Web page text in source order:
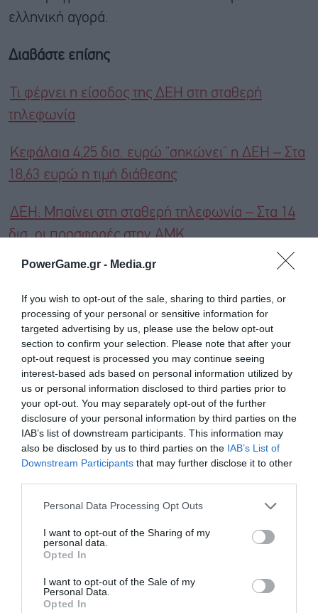
PowerGame.gr - Media.gr
If you wish to opt-out of the sale, sharing to third parties, or
processing of your personal or sensitive information for
targeted advertising by us, please use the below opt-out
section to confirm your selection. Please note that after your
opt-out request is processed you may continue seeing
interest-based ads based on personal information utilized by
us or personal information disclosed to third parties prior to
your opt-out. You may separately opt-out of the further
disclosure of your personal information by third parties on the
IAB’s list of downstream participants. This information may
also be disclosed by us to third parties on the IAB’s List of
Downstream Participants that may further disclose it to other
Personal Data Processing Opt Outs
I want to opt-out of the Sharing of my
personal data.
Opted In
I want to opt-out of the Sale of my
Personal Data.
Opted In
ελληνική αγορά.
Διαβάστε επίσης
Τι φέρνει η είσοδος της ΔΕΗ στη σταθερή
τηλεφωνία
Κεφάλαια 4,25 δισ. ευρώ “σηκώνει” η ΔΕΗ – Στα
18,63 ευρώ η τιμή διάθεσης
ΔΕΗ: Μπαίνει στη σταθερή τηλεφωνία – Στα 14
δισ. οι προσφορές στην ΑΜΚ
News για άμεση και έγκυρη οικονομική
ενημέρωση!
TAGS: ΔΕΗ
ΡΟΗ ΕΙΔΗΣΕΩΝ